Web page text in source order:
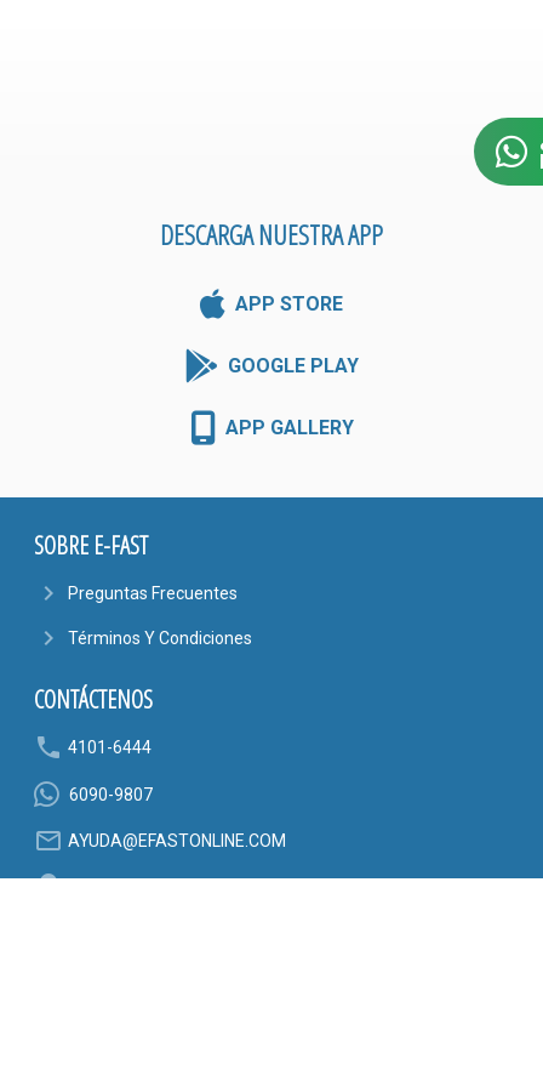
DESCARGA NUESTRA APP
APP STORE
GOOGLE PLAY
APP GALLERY
SOBRE E-FAST
navigate_next Preguntas Frecuentes
navigate_next Términos Y Condiciones
CONTÁCTENOS
phone 4101-6444
6090-9807
mail_outline AYUDA@EFASTONLINE.COM
location_on